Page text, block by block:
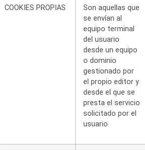
COOKIES PROPIAS
Son aquellas que
se envían al
equipo terminal
del usuario
desde un equipo
o dominio
gestionado por
el propio editor y
desde el que se
presta el servicio
solicitado por el
usuario